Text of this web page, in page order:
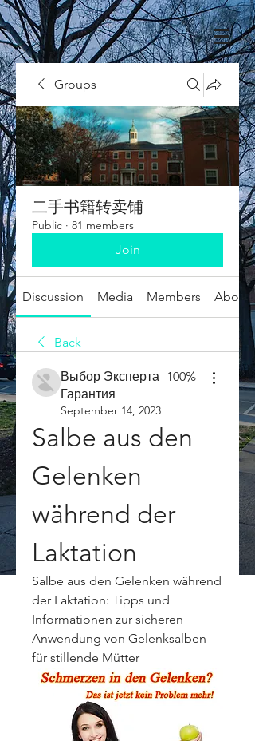
Groups
二手书籍转卖铺
Public · 81 members
Join
Discussion Media Members About
Back
Выбор Эксперта- 100%
Гарантия
September 14, 2023
Salbe aus den
Gelenken
während der
Laktation
Salbe aus den Gelenken während
der Laktation: Tipps und
Informationen zur sicheren
Anwendung von Gelenksalben
für stillende Mütter